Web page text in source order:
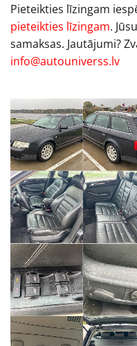
Pieteikties līzingam
pieteikties līzingam.
samaksas. Jautājumi?
info@autouniverss.lv